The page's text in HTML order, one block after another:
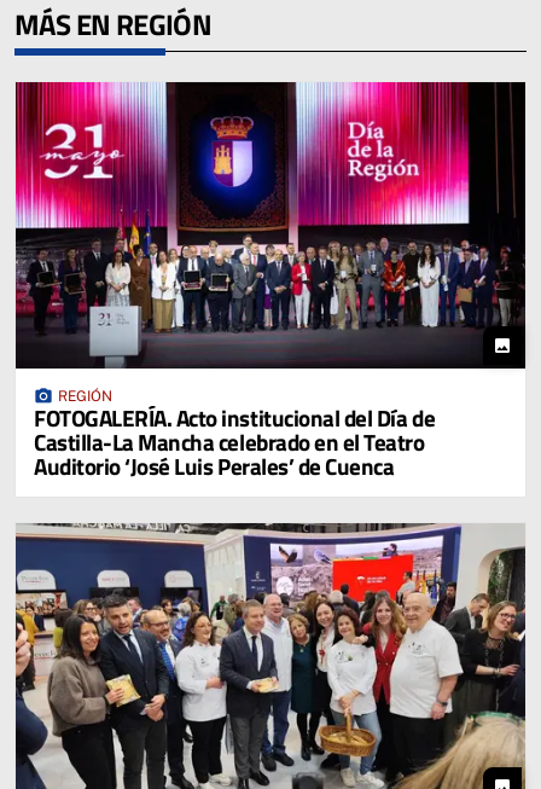
MÁS EN REGIÓN
photo
photo_camera REGIÓN
FOTOGALERÍA. Acto institucional del Día de
Castilla-La Mancha celebrado en el Teatro
Auditorio ‘José Luis Perales’ de Cuenca